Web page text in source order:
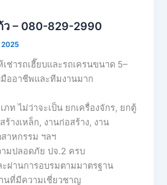
ก้ว – 080-829-2990
ช่ารถเฮี๊ยบและรถเครนขนาด 5–
ออาชีพและทีมงานมาก
ภท ไม่ว่าจะเป็น ยกเครื่องจักร, ยกตู้
ร้างเหล็ก, งานก่อสร้าง, งาน
าหกรรม ฯลฯ
มปลอดภัย ปจ.2 ครบ
ผ่านการอบรมตามมาตรฐาน
นที่มีความเชี่ยวชาญ